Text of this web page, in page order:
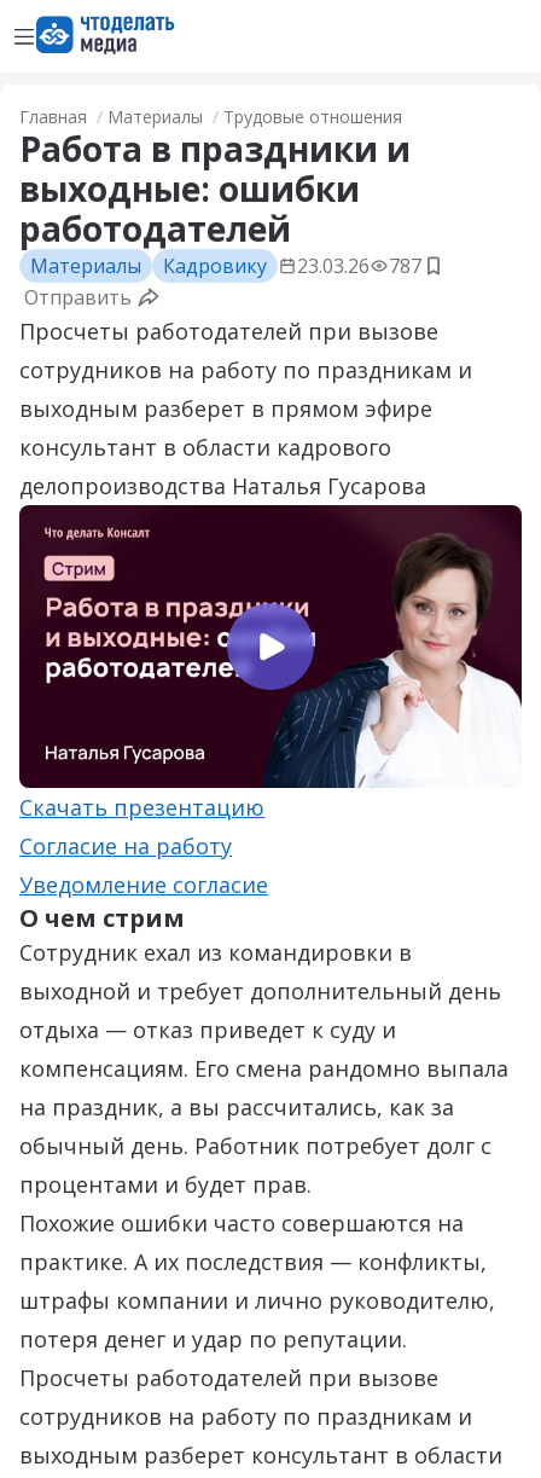
Открыть менюПерейти на главную страницу
Главная Материалы Трудовые отношения
Работа в праздники и
выходные: ошибки
работодателей
Материалы Кадровику 23.03.26 787 Добавить
Отправить
Просчеты работодателей при вызове
сотрудников на работу по праздникам и
выходным разберет в прямом эфире
консультант в области кадрового
делопроизводства Наталья Гусарова
Скачать презентацию
Согласие на работу
Уведомление согласие
О чем стрим
Сотрудник ехал из командировки в
выходной и требует дополнительный день
отдыха — отказ приведет к суду и
компенсациям. Его смена рандомно выпала
на праздник, а вы рассчитались, как за
обычный день. Работник потребует долг с
процентами и будет прав.
Похожие ошибки часто совершаются на
практике. А их последствия — конфликты,
штрафы компании и лично руководителю,
потеря денег и удар по репутации.
Просчеты работодателей при вызове
сотрудников на работу по праздникам и
выходным разберет консультант в области